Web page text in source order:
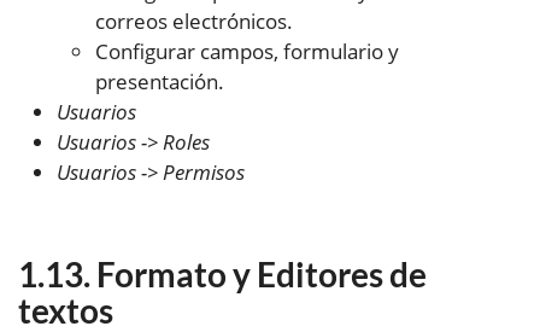
correos electrónicos.
Configurar campos, formulario y
presentación.
Usuarios
Usuarios -> Roles
Usuarios -> Permisos
Formato y Editores de
textos